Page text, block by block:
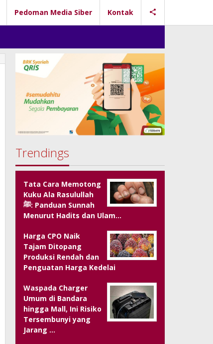
Pedoman Media Siber Kontak
Trendings
Tata Cara Memotong
Kuku Ala Rasulullah
ﷺ: Panduan Sunnah
Menurut Hadits dan Ulam…
Harga CPO Naik
Tajam Ditopang
Produksi Rendah dan
Penguatan Harga Kedelai
Waspada Charger
Umum di Bandara
hingga Mall, Ini Risiko
Tersembunyi yang
Jarang …